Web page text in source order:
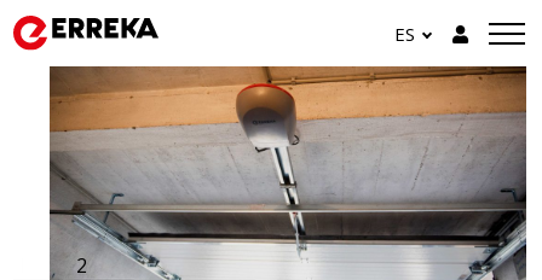
ES
2